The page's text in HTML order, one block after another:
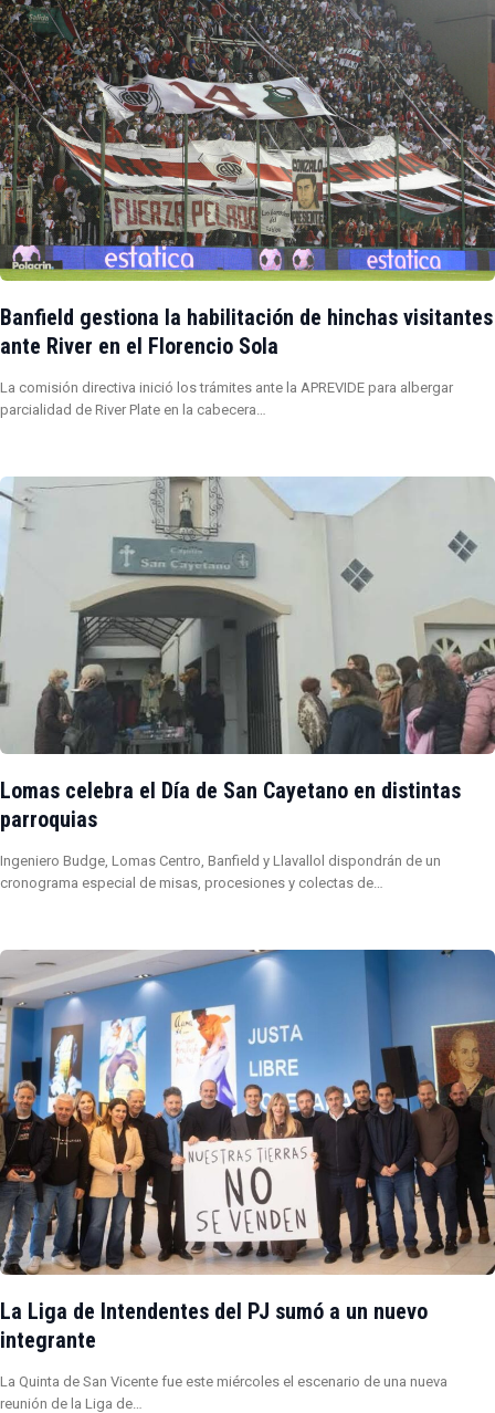
Banfield gestiona la habilitación de hinchas visitantes
ante River en el Florencio Sola
La comisión directiva inició los trámites ante la APREVIDE para albergar
parcialidad de River Plate en la cabecera…
Lomas celebra el Día de San Cayetano en distintas
parroquias
Ingeniero Budge, Lomas Centro, Banfield y Llavallol dispondrán de un
cronograma especial de misas, procesiones y colectas de…
La Liga de Intendentes del PJ sumó a un nuevo
integrante
La Quinta de San Vicente fue este miércoles el escenario de una nueva
reunión de la Liga de…